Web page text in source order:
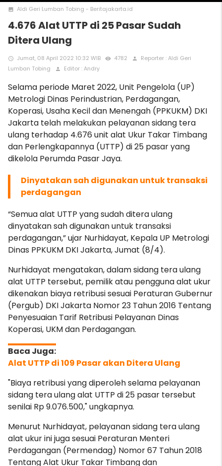
photo Aldi Geri Lumban Tobing - Beritajakarta.id
4.676 Alat UTTP di 25 Pasar Sudah
Ditera Ulang
access_time Jumat, 08 April 2022 10:32 WIB remove_red_eye 4782 person
Reporter : Aldi Geri
Lumban Tobing
person Editor : Andry
Selama periode Maret 2022, Unit Pengelola (UP)
Metrologi Dinas Perindustrian, Perdagangan,
Koperasi, Usaha Kecil dan Menengah (PPKUKM) DKI
Jakarta telah melakukan pelayanan sidang tera
ulang terhadap 4.676 unit alat Ukur Takar Timbang
dan Perlengkapannya (UTTP) di 25 pasar yang
dikelola Perumda Pasar Jaya.
Dinyatakan sah digunakan untuk transaksi
perdagangan
“Semua alat UTTP yang sudah ditera ulang
dinyatakan sah digunakan untuk transaksi
perdagangan,” ujar Nurhidayat, Kepala UP Metrologi
Dinas PPKUKM DKI Jakarta, Jumat (8/4).
Nurhidayat mengatakan, dalam sidang tera ulang
alat UTTP tersebut, pemilik atau pengguna alat ukur
dikenakan biaya retribusi sesuai Peraturan Gubernur
(Pergub) DKI Jakarta Nomor23 Tahun 2016 Tentang
Penyesuaian Tarif Retribusi Pelayanan Dinas
Koperasi, UKM dan Perdagangan.
Alat UTTP di 109 Pasar akan Ditera Ulang
"Biaya retribusi yang diperoleh selama pelayanan
sidang tera ulang alat UTTP di 25 pasar tersebut
senilai Rp 9.076.500," ungkapnya.
Menurut Nurhidayat, pelayanan sidang tera ulang
alat ukur ini juga sesuai Peraturan Menteri
Perdagangan (Permendag) Nomor 67 Tahun 2018
Tentang Alat Ukur Takar Timbang dan